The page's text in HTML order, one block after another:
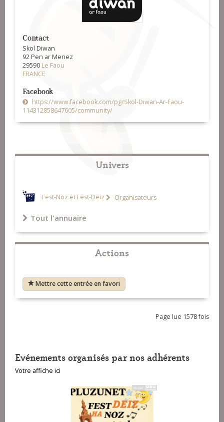
Contact
Skol Diwan
92 Pen ar Menez
29590 Le Faou
FRANCE
Facebook
https://www.facebook.com/pg/Skol-Diwan-Ar-Faou-
114312858647605/community/
Univers
Fest-Noz et Fest-Deiz Organisateurs
Tout l'annuaire
Actions
Mettre cette entrée en favori
Page lue 1578 fois
Evénements organisés par nos adhérents
Votre affiche ici